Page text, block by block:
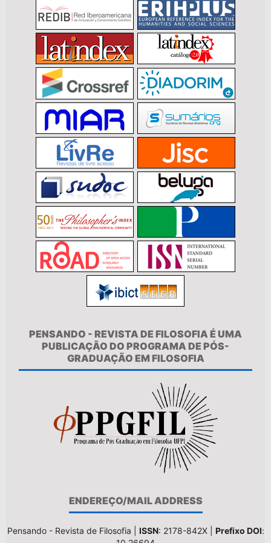
PENSANDO - REVISTA DE FILOSOFIA É UMA
PUBLICAÇÃO DO PROGRAMA DE PÓS-
GRADUAÇÃO EM FILOSOFIA
ENDEREÇO/MAIL ADDRESS
Pensando - Revista de Filosofia | ISSN: 2178-842X | Prefixo DOI: